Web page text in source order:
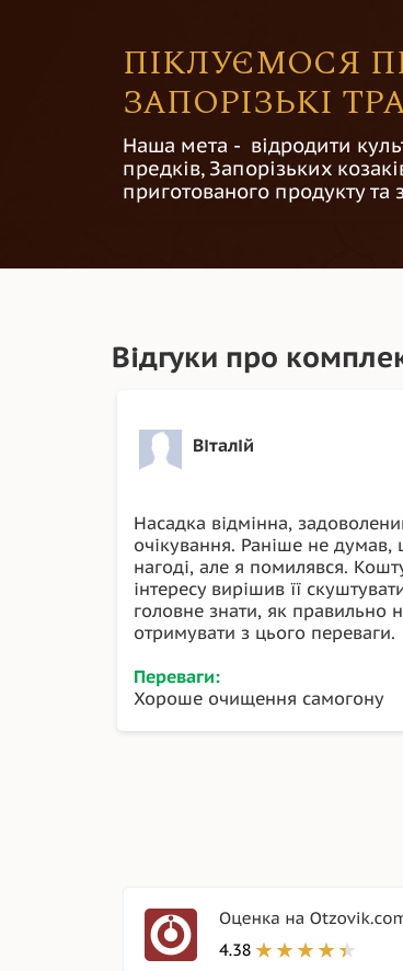
ПІКЛУЄМОСЯ
ЗАПОРІЗЬКІ
Наша мета - відродити
предків, Запорізьких
приготованого продукту та
Відгуки про
Віталій
Насадка відмінна,
очікування. Раніше не
нагоді, але я помилявся.
інтересу вирішив її
головне знати, як правильно
отримувати з цього переваги.
Переваги:
Хороше очищення самогону